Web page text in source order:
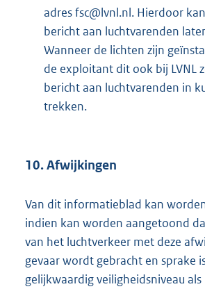
adres fsc@lvnl.nl. Hierdoor
bericht aan luchtvarenden
Wanneer de lichten zijn
de exploitant dit ook bij LVNL
bericht aan luchtvarenden in
trekken.
10. Afwijkingen
Van dit informatieblad kan
indien kan worden aangetoond
van het luchtverkeer met deze
gevaar wordt gebracht en sprake
gelijkwaardig veiligheidsniveau